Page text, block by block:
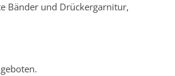
Bänder und Drückergarnitur,